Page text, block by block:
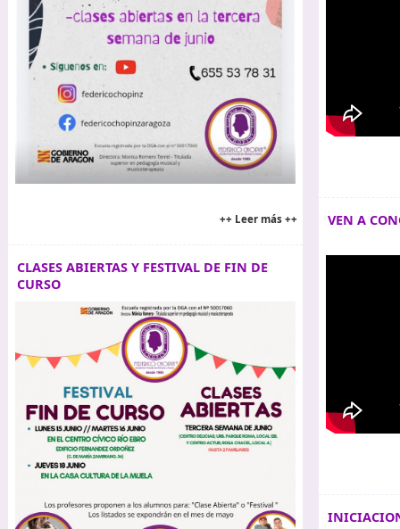
++ Leer más ++
CLASES ABIERTAS Y FESTIVAL DE FIN DE
CURSO
VEN A